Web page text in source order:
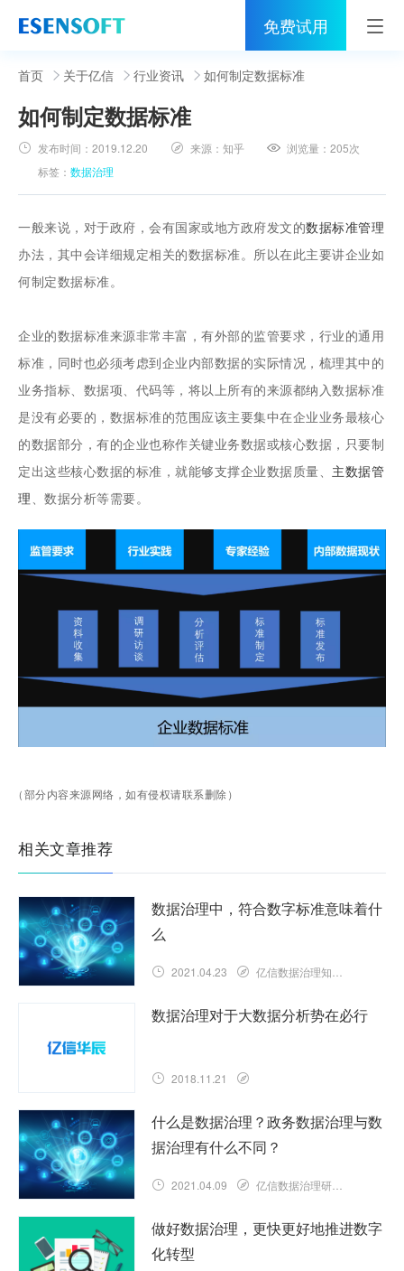
免费试用
首页
睿治
解决方案
伙伴
服务
社区
关于亿信
400-0011-866
首页 关于亿信 行业资讯 如何制定数据标准
如何制定数据标准
发布时间：2019.12.20 来源：知乎 浏览量：205次
标签：数据治理
一般来说，对于政府，会有国家或地方政府发文的数据标准管理
办法，其中会详细规定相关的数据标准。所以在此主要讲企业如
何制定数据标准。
企业的数据标准来源非常丰富，有外部的监管要求，行业的通用
标准，同时也必须考虑到企业内部数据的实际情况，梳理其中的
业务指标、数据项、代码等，将以上所有的来源都纳入数据标准
是没有必要的，数据标准的范围应该主要集中在企业业务最核心
的数据部分，有的企业也称作关键业务数据或核心数据，只要制
定出这些核心数据的标准，就能够支撑企业数据质量、 主数据管
理、数据分析等需要。
（部分内容来源网络，如有侵权请联系删除）
相关文章推荐
数据治理中，符合数字标准意味着什
么
2021.04.23 亿信数据治理知识库
数据治理对于大数据分析势在必行
2018.11.21
什么是数据治理？政务数据治理与数
据治理有什么不同？
2021.04.09 亿信数据治理研究院
做好数据治理，更快更好地推进数字
化转型